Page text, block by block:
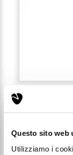
Questo sito web
Utilizziamo i